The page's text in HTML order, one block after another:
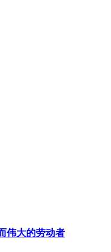
伟大的劳动者